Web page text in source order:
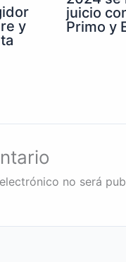
y
juicio
Primo y
no será